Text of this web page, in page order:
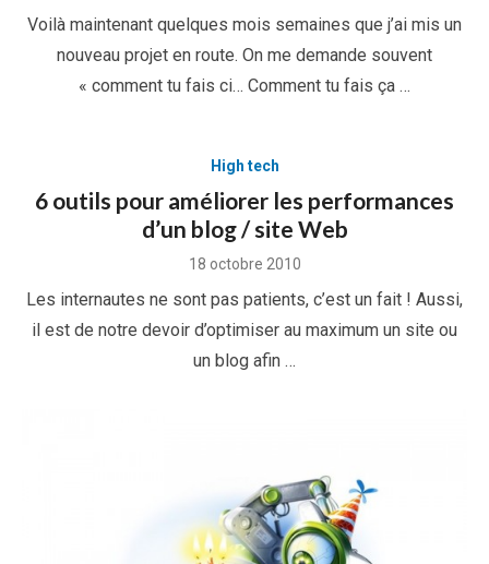
Voilà maintenant quelques mois semaines que j’ai mis un
nouveau projet en route. On me demande souvent
« comment tu fais ci… Comment tu fais ça …
High tech
6 outils pour améliorer les performances
d’un blog / site Web
Posted
18 octobre 2010
Les internautes ne sont pas patients, c’est un fait ! Aussi,
il est de notre devoir d’optimiser au maximum un site ou
un blog afin …